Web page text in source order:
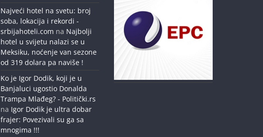
Najveći hotel na svetu: broj
soba, lokacija i rekordi -
srbijahoteli.com na Najbolji
hotel u svijetu nalazi se u
Meksiku, noćenje van sezone
od 319 dolara pa naviše !
Ko je Igor Dodik, koji je u
Banjaluci ugostio Donalda
Trampa Mlađeg? - Politički.rs
na Igor Dodik je ultra dobar
frajer: Povezivali su ga sa
mnogima !!!